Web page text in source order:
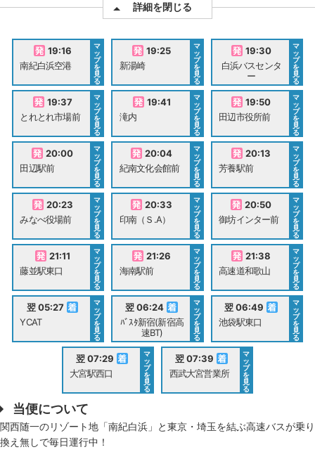
詳細を閉じる
19:16
南紀白浜空港
マ
ッ
プ
を
見
る
19:25
新湯崎
マ
ッ
プ
を
見
る
19:30
白浜バスセンタ
ー
マ
ッ
プ
を
見
る
19:37
とれとれ市場前
マ
ッ
プ
を
見
る
19:41
滝内
マ
ッ
プ
を
見
る
19:50
田辺市役所前
マ
ッ
プ
を
見
る
20:00
田辺駅前
マ
ッ
プ
を
見
る
20:04
紀南文化会館前
マ
ッ
プ
を
見
る
20:13
芳養駅前
マ
ッ
プ
を
見
る
20:23
みなべ役場前
マ
ッ
プ
を
見
る
20:33
印南（Ｓ.A）
マ
ッ
プ
を
見
る
20:50
御坊インター前
マ
ッ
プ
を
見
る
21:11
藤並駅東口
マ
ッ
プ
を
見
る
21:26
海南駅前
マ
ッ
プ
を
見
る
21:38
高速道和歌山
マ
ッ
プ
を
見
る
翌 05:27
YCAT
マ
ッ
プ
を
見
る
翌 06:24
ﾊﾞｽﾀ新宿(新宿高
速BT)
マ
ッ
プ
を
見
る
翌 06:49
池袋駅東口
マ
ッ
プ
を
見
る
翌 07:29
大宮駅西口
マ
ッ
プ
を
見
る
翌 07:39
西武大宮営業所
マ
ッ
プ
を
見
る
当便について
関西随一のリゾート地「南紀白浜」と東京・埼玉を結ぶ高速バスが乗り
換え無しで毎日運行中！